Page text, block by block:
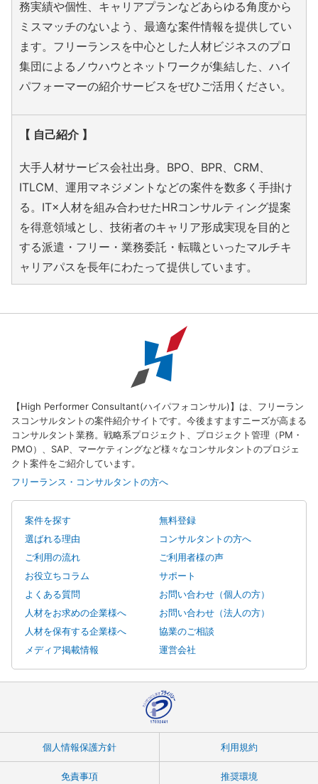
務実績や個性、キャリアプランなどあらゆる角度から
ミスマッチのないよう、最適な案件情報を提供してい
ます。フリーランスを中心とした人材ビジネスのプロ
集団によるノウハウとネットワークが集結した、ハイ
パフォーマーの紹介サービスをぜひご活用ください。
【 自己紹介 】
大手人材サービス会社出身。BPO、BPR、CRM、
ITLCM、運用マネジメントなどの案件を数多く手掛け
る。IT×人材を組み合わせたHRコンサルティング提案
を得意領域とし、技術者のキャリア形成実現を目的と
する派遣・フリー・業務委託・転職といったマルチキ
ャリアパスを長年にわたって提供しています。
【High Performer Consultant(ハイパフォコンサル)】は、フリーラン
スコンサルタントの案件紹介サイトです。今後ますますニーズが高まる
コンサルタント業務。戦略系プロジェクト、プロジェクト管理（PM・
PMO）、SAP、マーケティングなど様々なコンサルタントのプロジェ
クト案件をご紹介しています。
フリーランス・コンサルタントの方へ
案件を探す
無料登録
選ばれる理由
コンサルタントの方へ
ご利用の流れ
ご利用者様の声
お役立ちコラム
サポート
よくある質問
お問い合わせ（個人の方）
人材をお求めの企業様へ
お問い合わせ（法人の方）
人材を保有する企業様へ
協業のご相談
メディア掲載情報
運営会社
個人情報保護方針 利用規約
免責事項 推奨環境